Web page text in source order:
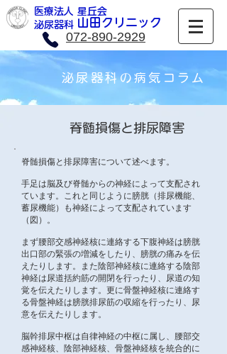
医療法人 星丘会
​山田クリニック
​泌尿器科
072-890-2929
泌尿器科の病気コラム
脊髄損傷と排尿障害
脊髄損傷と排尿障害について述べます。
手足は脳及び脊髄からの神経によって支配され
ています。これと同じように膀胱（排尿機能、
蓄尿機能）も神経によって支配されています
（図）。
まず腰部交感神経核に連絡する下腹神経は膀胱
出口部の緊張の増減をしたり、膀胱の痛みを伝
えたりします。また陰部神経核に連絡する陰部
神経は尿道括約筋の開閉を行ったり、尿道の知
覚を伝えたりします。更に骨盤神経核に連絡す
る骨盤神経は膀胱排尿筋の収縮を行ったり、尿
意を伝えたりします。
脳幹排尿中枢は自律神経の中枢に属し、腰部交
感神経核、陰部神経核、骨盤神経核を統合的に